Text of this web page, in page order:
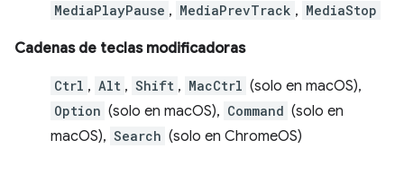
MediaPlayPause , MediaPrevTrack , MediaStop
Cadenas de teclas modificadoras
Ctrl , Alt , Shift , MacCtrl (solo en macOS),
Option (solo en macOS), Command (solo en
macOS), Search (solo en ChromeOS)